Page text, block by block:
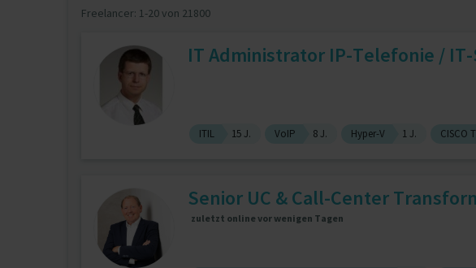
Freelancer: 1-20 von 21800
IT Administrator IP-Telefonie /
ITIL 15 J. VoIP 8 J. Hyper-V 1 J. CISCO
Senior UC & Call‑Center
zuletzt online vor wenigen Tagen